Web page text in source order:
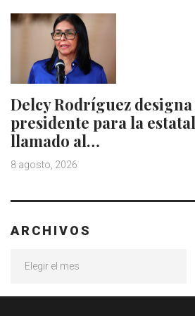
Delcy Rodríguez
presidente para la
llamado al…
8 agosto, 2026
ARCHIVOS